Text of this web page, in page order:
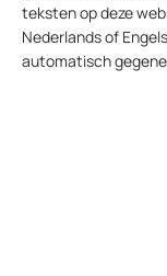
teksten op deze
Nederlands of
automatisch